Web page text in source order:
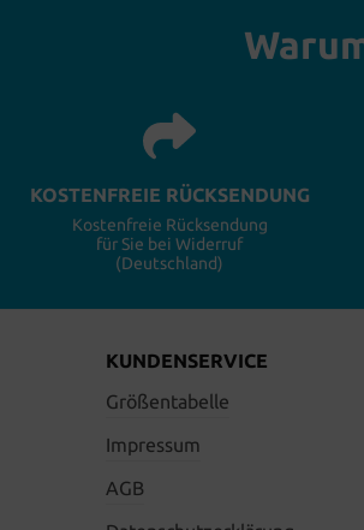
KOSTENFREIE RÜCKSENDUNG
Kostenfreie Rücksendung
für Sie bei Widerruf
(Deutschland)
KUNDENSERVICE
Größentabelle
Impressum
AGB